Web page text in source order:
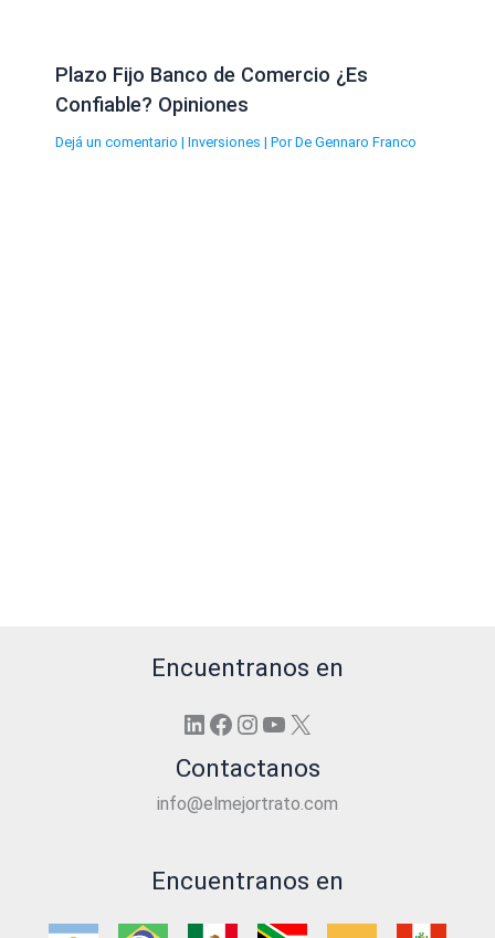
Plazo Fijo Banco de Comercio ¿Es
Confiable? Opiniones
Dejá un comentario | Inversiones | Por De Gennaro Franco
Encuentranos en
LinkedIn
Facebook
Instagram
YouTube
X
Contactanos
info@elmejortrato.com
Encuentranos en